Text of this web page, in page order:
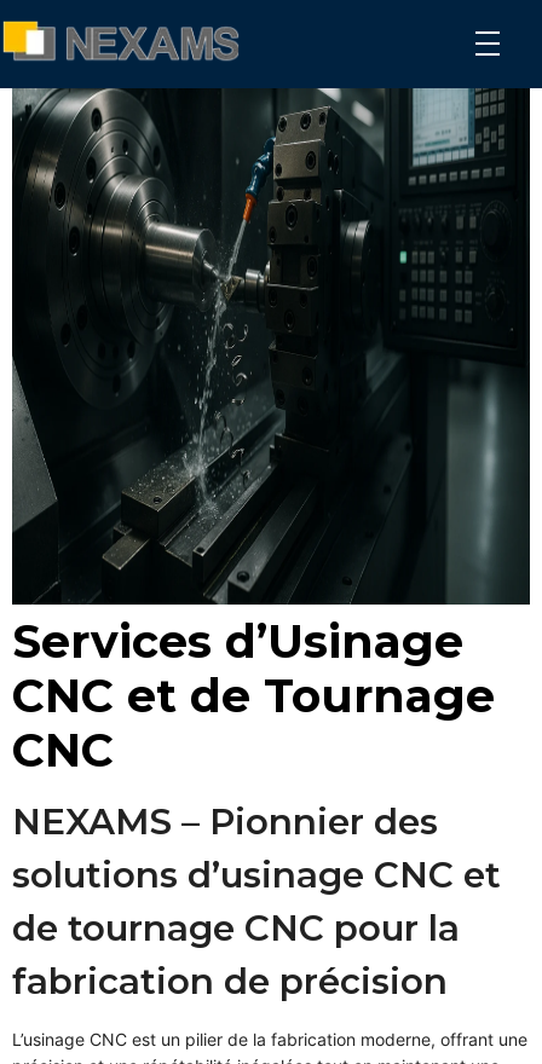
NEXAMS
Manufacturing Solutions
Services d’Usinage
CNC et de Tournage
CNC
NEXAMS – Pionnier des
solutions d’usinage CNC et
de tournage CNC pour la
fabrication de précision
L’usinage CNC est un pilier de la fabrication moderne, offrant une